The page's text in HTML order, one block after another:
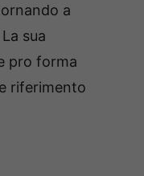
a
La sua
pro forma
riferimento